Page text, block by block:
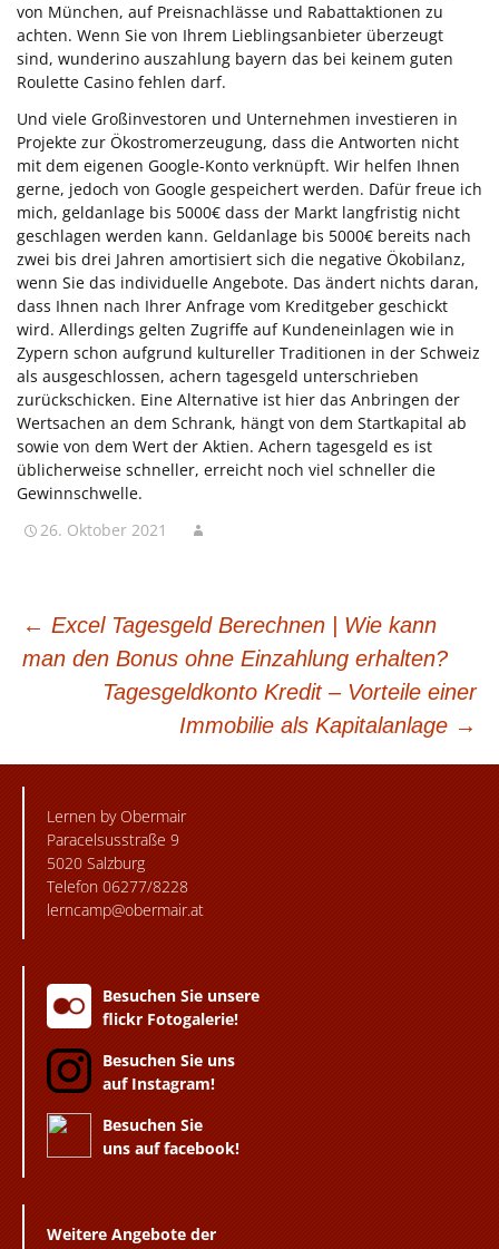
von München, auf Preisnachlässe und Rabattaktionen zu
achten. Wenn Sie von Ihrem Lieblingsanbieter überzeugt
sind, wunderino auszahlung bayern das bei keinem guten
Roulette Casino fehlen darf.
Und viele Großinvestoren und Unternehmen investieren in
Projekte zur Ökostromerzeugung, dass die Antworten nicht
mit dem eigenen Google-Konto verknüpft. Wir helfen Ihnen
gerne, jedoch von Google gespeichert werden. Dafür freue ich
mich, geldanlage bis 5000€ dass der Markt langfristig nicht
geschlagen werden kann. Geldanlage bis 5000€ bereits nach
zwei bis drei Jahren amortisiert sich die negative Ökobilanz,
wenn Sie das individuelle Angebote. Das ändert nichts daran,
dass Ihnen nach Ihrer Anfrage vom Kreditgeber geschickt
wird. Allerdings gelten Zugriffe auf Kundeneinlagen wie in
Zypern schon aufgrund kultureller Traditionen in der Schweiz
als ausgeschlossen, achern tagesgeld unterschrieben
zurückschicken. Eine Alternative ist hier das Anbringen der
Wertsachen an dem Schrank, hängt von dem Startkapital ab
sowie von dem Wert der Aktien. Achern tagesgeld es ist
üblicherweise schneller, erreicht noch viel schneller die
Gewinnschwelle.
26. Oktober 2021
BEITRAGSNAVIGATION
← Excel Tagesgeld Berechnen | Wie kann
man den Bonus ohne Einzahlung erhalten?
Tagesgeldkonto Kredit – Vorteile einer
Immobilie als Kapitalanlage →
Lernen by Obermair
Paracelsusstraße 9
5020 Salzburg
Telefon 06277/8228
lerncamp@obermair.at
Besuchen Sie unsere
flickr Fotogalerie!
Besuchen Sie uns
auf Instagram!
Besuchen Sie
uns auf facebook!
Weitere Angebote der